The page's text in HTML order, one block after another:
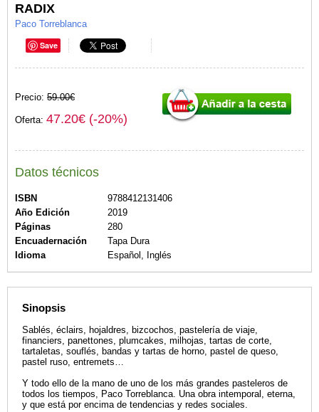
RADIX
Paco Torreblanca
Save
Precio: 59.00€
Oferta: 47.20€ (-20%)
Datos técnicos
ISBN
9788412131406
Año Edición
2019
Páginas
280
Encuadernación
Tapa Dura
Idioma
Español, Inglés
Sinopsis
Sablés, éclairs, hojaldres, bizcochos, pastelería de viaje,
financiers, panettones, plumcakes, milhojas, tartas de corte,
tartaletas, souflés, bandas y tartas de horno, pastel de queso,
pastel ruso, entremets…
Y todo ello de la mano de uno de los más grandes pasteleros de
todos los tiempos, Paco Torreblanca. Una obra intemporal, eterna,
y que está por encima de tendencias y redes sociales.